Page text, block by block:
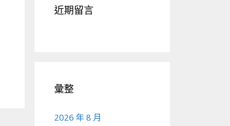
近期留言
彙整
2026 年 8 月